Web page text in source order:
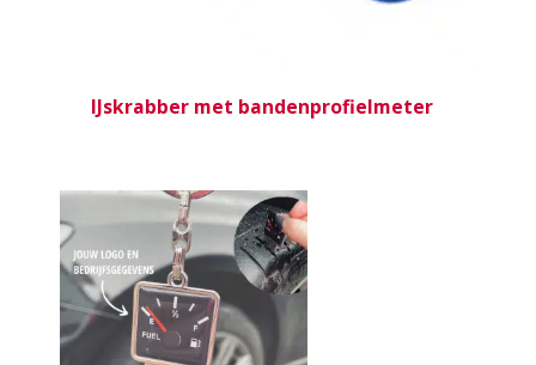
IJskrabber met bandenprofielmeter